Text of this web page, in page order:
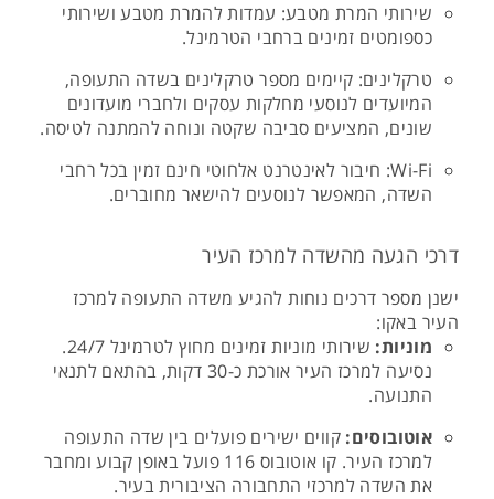
שירותי המרת מטבע: עמדות להמרת מטבע ושירותי
כספומטים זמינים ברחבי הטרמינל.
טרקלינים: קיימים מספר טרקלינים בשדה התעופה,
המיועדים לנוסעי מחלקות עסקים ולחברי מועדונים
שונים, המציעים סביבה שקטה ונוחה להמתנה לטיסה.
Wi-Fi: חיבור לאינטרנט אלחוטי חינם זמין בכל רחבי
השדה, המאפשר לנוסעים להישאר מחוברים.
דרכי הגעה מהשדה למרכז העיר
ישנן מספר דרכים נוחות להגיע משדה התעופה למרכז
העיר באקו:
מוניות:
שירותי מוניות זמינים מחוץ לטרמינל 24/7.
נסיעה למרכז העיר אורכת כ-30 דקות, בהתאם לתנאי
התנועה.
אוטובוסים: קווים ישירים פועלים בין שדה התעופה
למרכז העיר. קו אוטובוס 116 פועל באופן קבוע ומחבר
את השדה למרכזי התחבורה הציבורית בעיר.